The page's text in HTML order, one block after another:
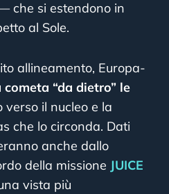
che si estendono in
al Sole.
allineamento, Europa-
“da dietro” le
verso il nucleo e la
che lo circonda. Dati
anche dallo
della missione JUICE
vista più